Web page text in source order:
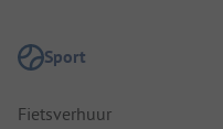
Sport
Fietsverhuur